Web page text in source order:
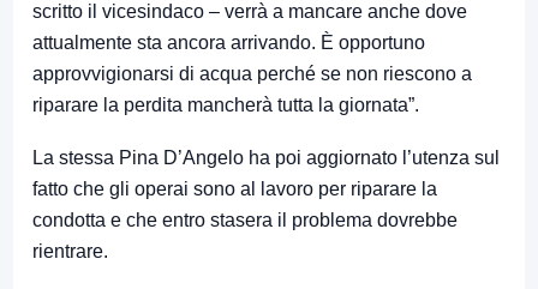
scritto il vicesindaco – verrà a mancare anche dove
attualmente sta ancora arrivando. È opportuno
approvvigionarsi di acqua perché se non riescono a
riparare la perdita mancherà tutta la giornata”.
La stessa Pina D’Angelo ha poi aggiornato l’utenza sul
fatto che gli operai sono al lavoro per riparare la
condotta e che entro stasera il problema dovrebbe
rientrare.